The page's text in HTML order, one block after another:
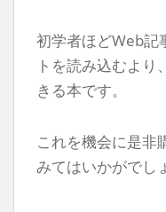
初学者ほどWeb記
トを読み込むよ
きる本です。
これを機会に是非
みてはいかがでし